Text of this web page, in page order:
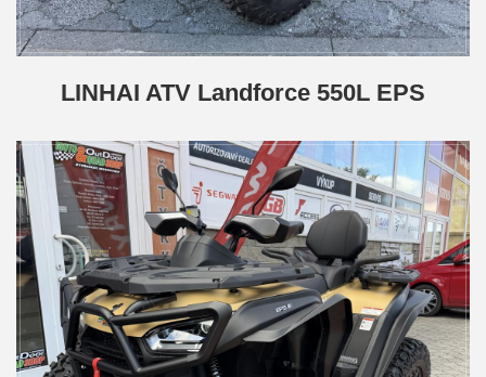
LINHAI ATV Landforce 550L EPS